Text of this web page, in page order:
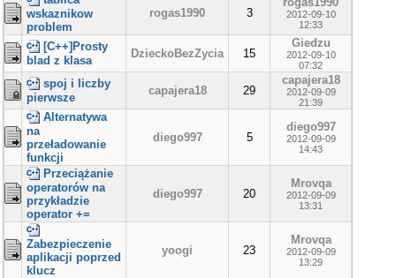
wskaznikow
problem
rogas1990 3
2012-09-10
12:33
[C++]Prosty
blad z klasa
DzieckoBezZycia 15
Giedzu
2012-09-10
07:32
spoj i liczby
pierwsze
capajera18 29
capajera18
2012-09-09
21:39
Alternatywa
na
przeładowanie
funkcji
diego997 5
diego997
2012-09-09
14:43
Przeciążanie
operatorów na
przykładzie
operator +=
diego997 20
Mrovqa
2012-09-09
13:31
Zabezpieczenie
aplikacji poprzed
klucz
yoogi 23
Mrovqa
2012-09-09
13:29